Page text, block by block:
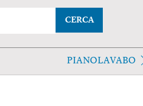
CERCA
PIANOLAVABO